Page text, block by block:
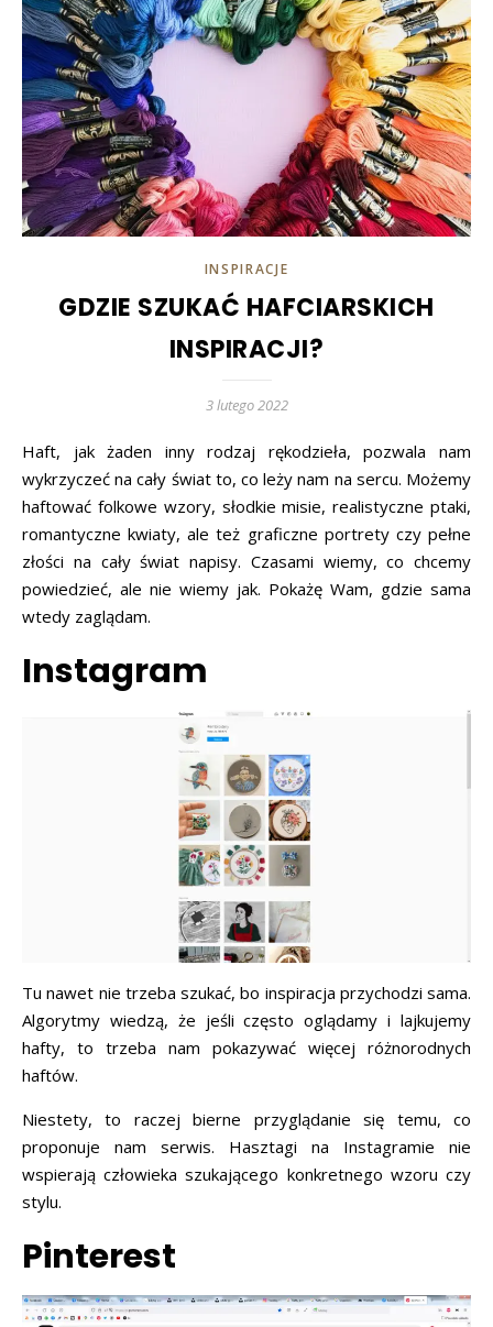
INSPIRACJE
GDZIE SZUKAĆ HAFCIARSKICH
INSPIRACJI?
3 lutego 2022
Haft, jak żaden inny rodzaj rękodzieła, pozwala nam
wykrzyczeć na cały świat to, co leży nam na sercu. Możemy
haftować folkowe wzory, słodkie misie, realistyczne ptaki,
romantyczne kwiaty, ale też graficzne portrety czy pełne
złości na cały świat napisy. Czasami wiemy, co chcemy
powiedzieć, ale nie wiemy jak. Pokażę Wam, gdzie sama
wtedy zaglądam.
Instagram
Tu nawet nie trzeba szukać, bo inspiracja przychodzi sama.
Algorytmy wiedzą, że jeśli często oglądamy i lajkujemy
hafty, to trzeba nam pokazywać więcej różnorodnych
haftów.
Niestety, to raczej bierne przyglądanie się temu, co
proponuje nam serwis. Hasztagi na Instagramie nie
wspierają człowieka szukającego konkretnego wzoru czy
stylu.
Pinterest